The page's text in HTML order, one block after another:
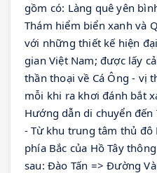
gồm có: Làng quê yên
Thám hiểm biển xanh và
với những thiết kế hiện
gian Việt Nam; được lấy
thần thoại về Cá Ông - vị
mỗi khi ra khơi đánh bắt
Hướng dẫn di chuyển
- Từ khu trung tâm thủ đô
phía Bắc của Hồ Tây
sau: Đào Tấn => Đường